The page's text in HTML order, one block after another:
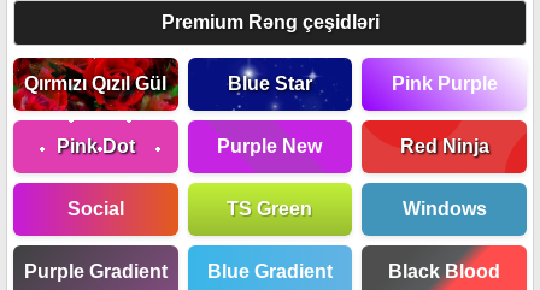
Premium Rəng çeşidləri
Qırmızı Qızıl Gül Blue Star Pink Purple
Pink Dot Purple New Red Ninja
Social TS Green Windows
Purple Gradient Blue Gradient Black Blood